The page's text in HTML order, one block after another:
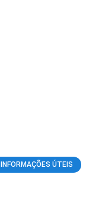
INFORMAÇÕES ÚTEIS